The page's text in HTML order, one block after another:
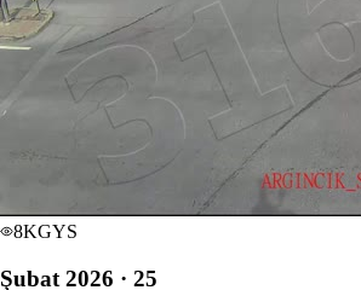
8KGYS
Şubat 2026 · 25